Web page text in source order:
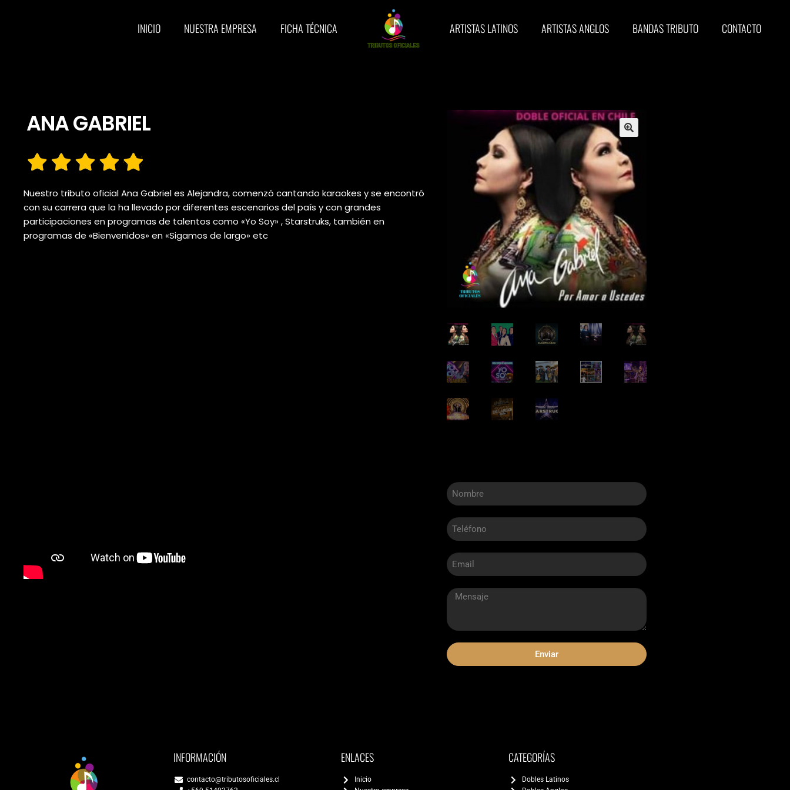
INICIO NUESTRA EMPRESA FICHA TÉCNICA ARTISTAS LATINOS ARTISTAS ANGLOS BANDAS TRIBUTO CONTACTO
ANA GABRIEL
Nuestro tributo oficial Ana Gabriel es Alejandra, comenzó cantando karaokes y se encontró
con su carrera que la ha llevado por diferentes escenarios del país y con grandes
participaciones en programas de talentos como «Yo Soy» , Starstruks, también en
programas de «Bienvenidos» en «Sigamos de largo» etc
Enviar
INFORMACIÓN
contacto@tributosoficiales.cl
ENLACES
Inicio
CATEGORÍAS
Dobles Latinos